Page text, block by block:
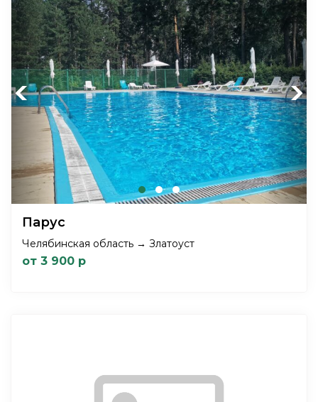
Previous Next
Парус
Челябинская область → Златоуст
от 3 900 р